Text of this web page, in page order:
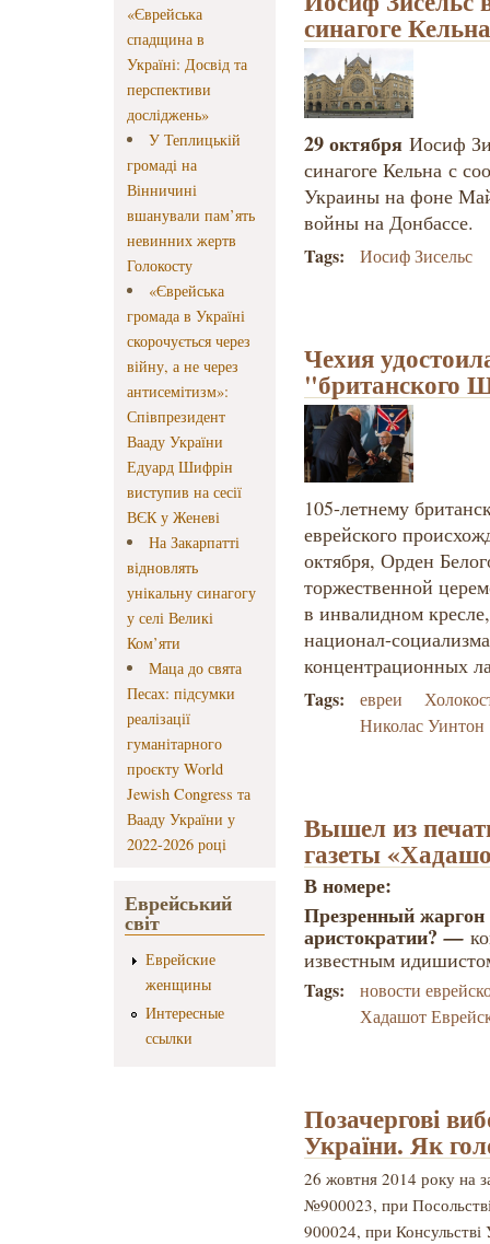
«Єврейська
спадщина в
Україні: Досвід та
перспективи
досліджень»
У Теплицькій
громаді на
Вінничині
вшанували пам’ять
невинних жертв
Голокосту
«Єврейська
громада в Україні
скорочується через
війну, а не через
антисемітизм»:
Співпрезидент
Вааду України
Едуард Шифрін
виступив на сесії
ВЄК у Женеві
На Закарпатті
відновлять
унікальну синагогу
у селі Великі
Ком’яти
Маца до свята
Песах: підсумки
реалізації
гуманітарного
проєкту World
Jewish Congress та
Вааду України у
2022-2026 році
Еврейський
світ
Еврейские
женщины
Интересные
ссылки
синагоге Кельна
29 октября Иосиф
синагоге Кельнас
Украины на фоне
войны на Донбассе.
Tags: Иосиф Зисельс
Чехия
"британского
105-летнему
еврейского
октября, Орден
торжественной
в инвалидном
национал-
концентрационных
Tags: евреи
Николас Уинтон
Вышел из
газеты
В номере:
Презренный
аристократии?—
известным
Tags:
новости
Хадашот
Позачергові
України. Як
26 жовтня 2014 року на
№900023, при
900024, при